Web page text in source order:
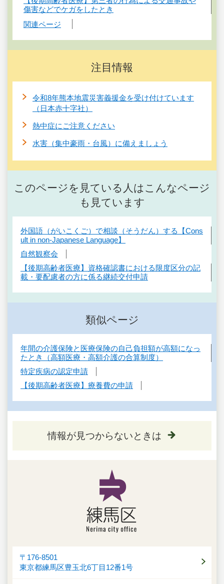
傷害などでケガをしたとき
関連ページ
注目情報
令和8年熊本地震災害義援金を受け付けています
（日本赤十字社）
熱中症にご注意ください
水害（集中豪雨・台風）に備えましょう
このページを見ている人はこんなページ
も見ています
外国語（がいこくご）で相談（そうだん）する【Cons
ult in non-Japanese Language】
自然観察会
【後期高齢者医療】資格確認書における限度区分の記
載・要配慮者の方に係る継続交付申請
類似ページ
年間の介護保険と医療保険の自己負担額が高額になっ
たとき（高額医療・高額介護の合算制度）
特定疾病の認定申請
【後期高齢者医療】療養費の申請
情報が見つからないときは
〒176-8501
東京都練馬区豊玉北6丁目12番1号